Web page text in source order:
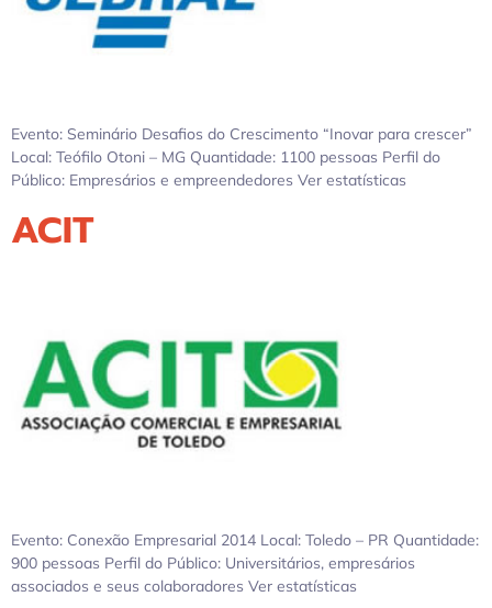
Evento: Seminário Desafios do Crescimento “Inovar para crescer”
Local: Teófilo Otoni – MG Quantidade: 1100 pessoas Perfil do
Público: Empresários e empreendedores Ver estatísticas
ACIT
Evento: Conexão Empresarial 2014 Local: Toledo – PR Quantidade:
900 pessoas Perfil do Público: Universitários, empresários
associados e seus colaboradores Ver estatísticas